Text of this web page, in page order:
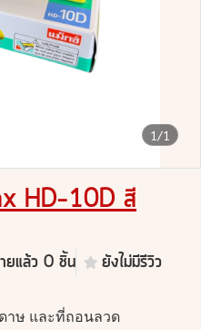
1/1
HD-10D สี
ยแล้ว 0 ชิ้น ยังไม่มีรีวิว
ดาษ และที่ถอนลวด